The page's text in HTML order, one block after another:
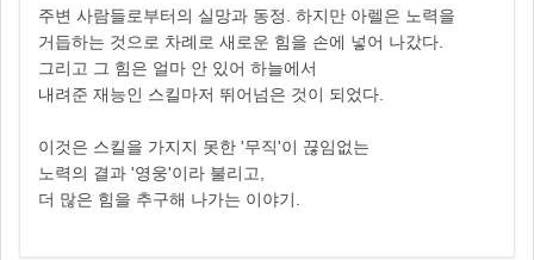
주변 사람들로부터의 실망과 동정. 하지만 아렐은 노력을
거듭하는 것으로 차례로 새로운 힘을 손에 넣어 나갔다.
그리고 그 힘은 얼마 안 있어 하늘에서
내려준 재능인 스킬마저 뛰어넘은 것이 되었다.
이것은 스킬을 가지지 못한 '무직'이 끊임없는
노력의 결과 '영웅'이라 불리고,
더 많은 힘을 추구해 나가는 이야기.